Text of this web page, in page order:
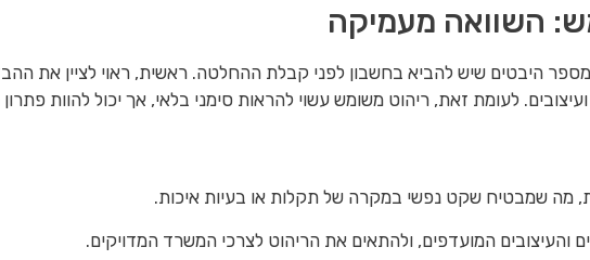
השוואה מעמיקה
היבטים שיש להביא בחשבון לפני קבלת ההחלטה. ראשית, ראוי לציין את
לעומת זאת, ריהוט משומש עשוי להראות סימני בלאי, אך יכול להוות
מה שמבטיח שקט נפשי במקרה של תקלות או בעיות איכות.
המועדפים, ולהתאים את הריהוט לצרכי המשרד המדויקים.